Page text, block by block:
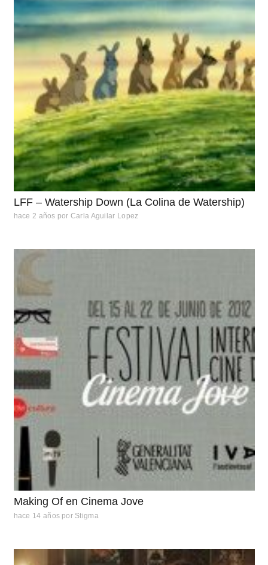
LFF – Watership Down (La Colina de Watership)
hace 2 años por Carla Aguilar Lopez
Making Of en Cinema Jove
hace 14 años por Stigma